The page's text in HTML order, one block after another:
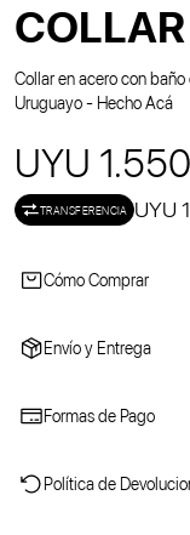
Collar en acero con
Uruguayo - Hecho Acá
UYU
TRANSFERENCIA UYU
Cómo Comprar
Envío y Entrega
Formas de Pago
Política de